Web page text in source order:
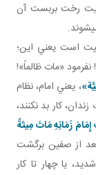
رخت بربست آن
شوند.
است يعني اين؛
«مات ظالماً»!
، يعني امام، نظام
کار بد نکنند،
زَمَانِهِ مَاتَ مِيتَةً
از صفين برگشت
يا چهار تا کار